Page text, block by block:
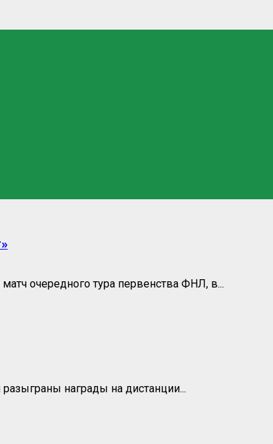
очередного тура первенства ФНЛ, в...
награды на дистанции...